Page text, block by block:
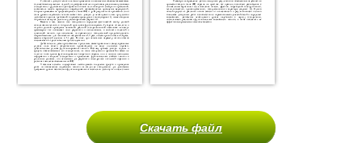
Скачать файл